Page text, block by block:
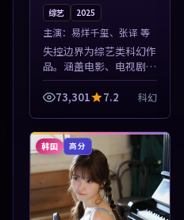
综艺 2025
主演： 易烊千玺、张译 等
失控边界为综艺类科幻作
品。涵盖电影、电视剧与
综艺节目，国产精品与海
外佳作并陈，免费在线点
凑，值得加入片...
73,301 7.2 科幻
韩国 高分